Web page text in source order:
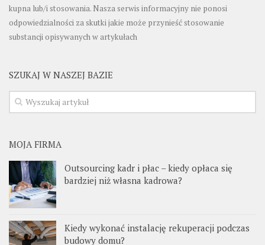
kupna lub/i stosowania. Nasza serwis informacyjny nie ponosi
odpowiedzialności za skutki jakie może przynieść stosowanie
substancji opisywanych w artykułach
SZUKAJ W NASZEJ BAZIE
MOJA FIRMA
Outsourcing kadr i płac – kiedy opłaca się
bardziej niż własna kadrowa?
Kiedy wykonać instalację rekuperacji podczas
budowy domu?